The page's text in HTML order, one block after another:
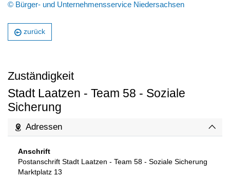
© Bürger- und Unternehmensservice Niedersachsen
zurück
Zuständigkeit
Stadt Laatzen - Team 58 - Soziale
Sicherung
Adressen
Anschrift
Postanschrift Stadt Laatzen - Team 58 - Soziale Sicherung
Marktplatz 13